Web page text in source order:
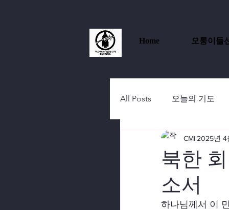
Home 모퉁이돌
All Posts 오늘의 기도
북한
소서
CMI 2025년 4
하나님께서 이